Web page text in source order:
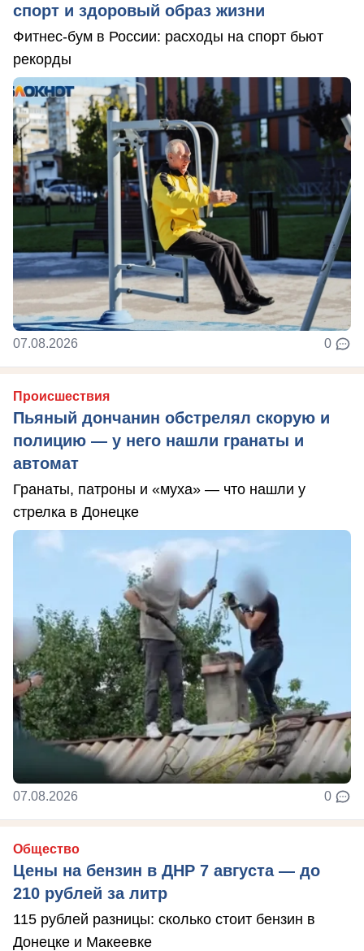
спорт и здоровый образ жизни
Фитнес-бум в России: расходы на спорт бьют
рекорды
07.08.2026 0
Происшествия
Пьяный дончанин обстрелял скорую и
полицию — у него нашли гранаты и
автомат
Гранаты, патроны и «муха» — что нашли у
стрелка в Донецке
07.08.2026 0
Общество
Цены на бензин в ДНР 7 августа — до
210 рублей за литр
115 рублей разницы: сколько стоит бензин в
Донецке и Макеевке